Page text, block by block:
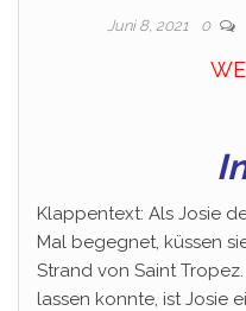
Juni 8, 2021 0
Klappentext: Als Josie
Mal begegnet, küssen
Strand von Saint
lassen konnte, ist Josie